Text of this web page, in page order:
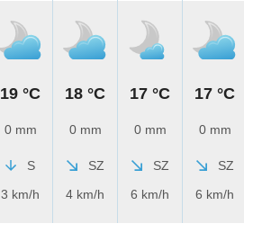
19 °C
0 mm
S
3 km/h
18 °C
0 mm
SZ
4 km/h
17 °C
0 mm
SZ
6 km/h
17 °C
0 mm
SZ
6 km/h